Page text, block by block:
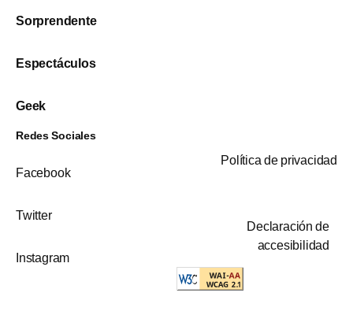
Sorprendente
Espectáculos
Geek
Redes Sociales
Facebook
Twitter
Instagram
Política de privacidad
Declaración de
accesibilidad